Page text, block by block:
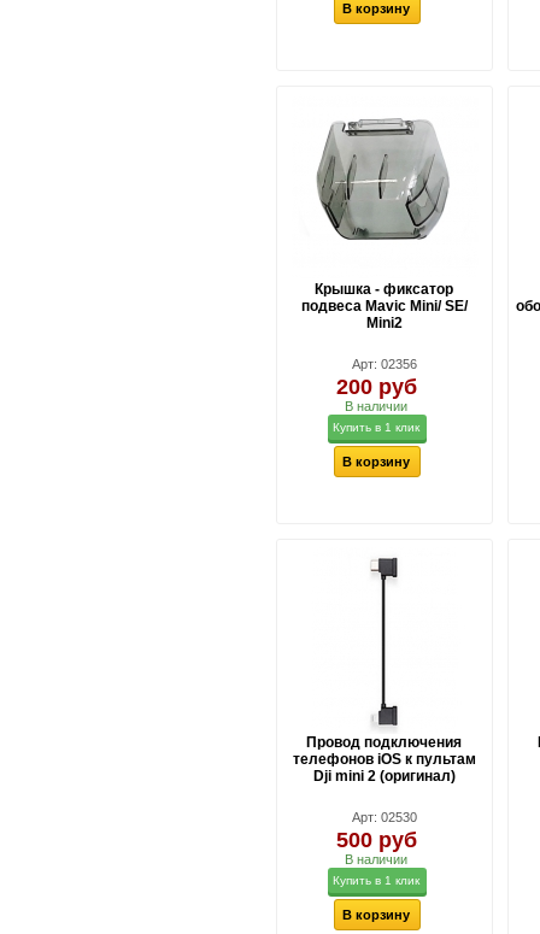
В корзину
Крышка - фиксатор
подвеса Mavic Mini/ SE/
Mini2
Арт: 02356
200 руб
В наличии
Купить в 1 клик
В корзину
Провод подключения
телефонов iOS к пультам
Dji mini 2 (оригинал)
Арт: 02530
500 руб
В наличии
Купить в 1 клик
В корзину